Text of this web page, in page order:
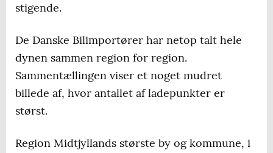
stigende.
De Danske Bilimportører har netop talt hele
dynen sammen region for region.
Sammentællingen viser et noget mudret
billede af, hvor antallet af ladepunkter er
størst.
Region Midtjyllands største by og kommune, i